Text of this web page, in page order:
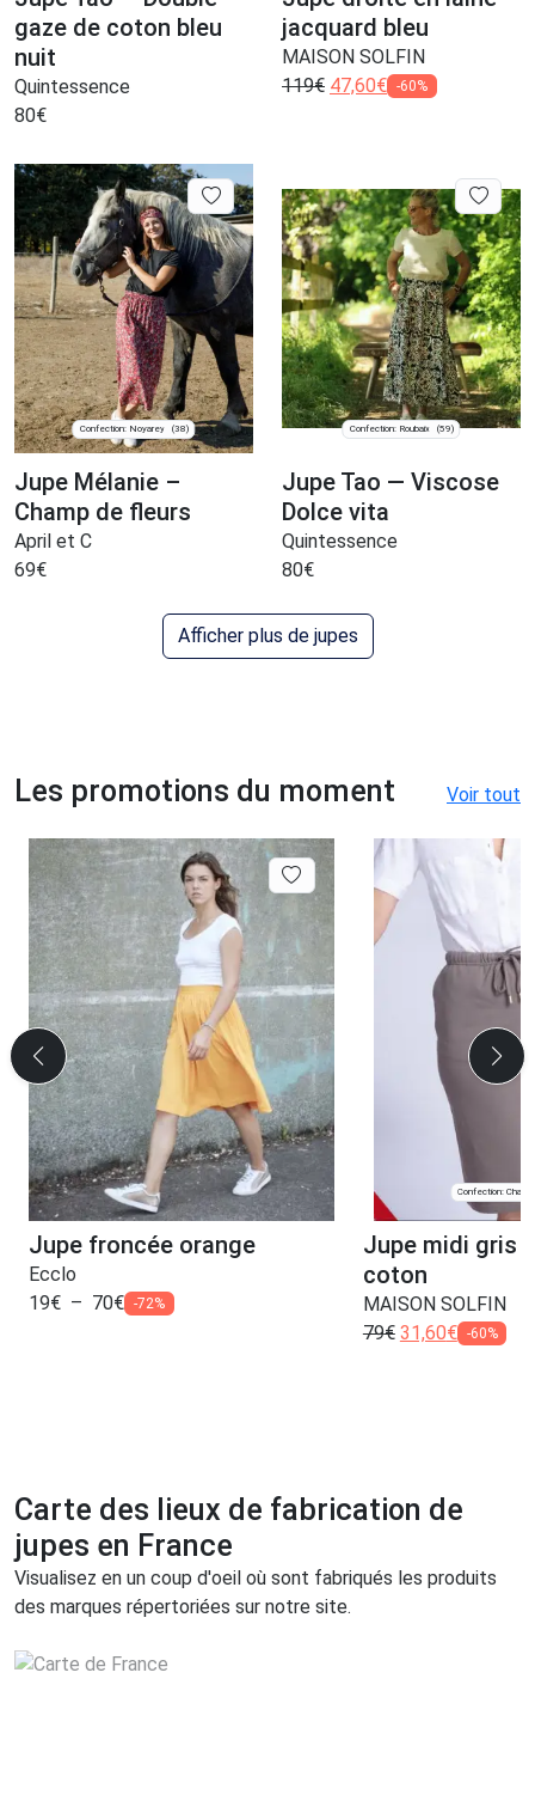
gaze de coton bleu
nuit
Quintessence
80€
jacquard bleu
MAISON SOLFIN
119€ 47,60€ -60%
Confection: Noyarey (38)
Jupe Mélanie –
Champ de fleurs
April et C
69€
Confection: Roubaix (59)
Jupe Tao — Viscose
Dolce vita
Quintessence
80€
Afficher plus de jupes
Les promotions du moment Voir tout
Jupe froncée orange
Ecclo
19€ – 70€ -72%
Confection:
Jupe midi gris
coton
MAISON SOLFIN
79€ 31,60€ -60%
Carte des lieux de fabrication de
jupes en France
Visualisez en un coup d'oeil où sont fabriqués les produits
des marques répertoriées sur notre site.